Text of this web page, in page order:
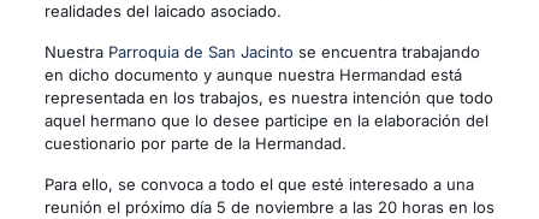
realidades del laicado asociado.
Nuestra Parroquia de San Jacintose encuentra trabajando
en dicho documento y aunque nuestra Hermandad está
representada en los trabajos, es nuestra intención que todo
aquel hermano que lo desee participe en la elaboración del
cuestionario por parte de la Hermandad.
Para ello, se convoca a todo el que esté interesado a una
reunión el próximo día 5 de noviembre a las 20 horas en los